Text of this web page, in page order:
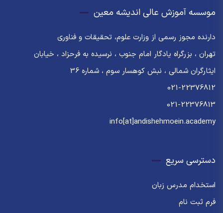
موسسه آموزش عالی اندیشه معین
دارنده مجوز رسمی از وزارت علوم، تحقیقات و فناوری
تهران ، بزرگراه یادگار امام جنوب ، نرسیده به فرحزاد ، خیابان
ایثارگران شمالی ، نبش کوهسار سوم ، شماره 36
021-22376812
021-22376813
info[at]andishehmoein.academy
دسترسی سریع
استخدام مدرس زبان
فرم ثبت نام